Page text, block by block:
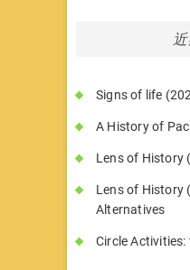
Signs of life
A History of
Lens of History
Lens of History
Alternatives
Circle